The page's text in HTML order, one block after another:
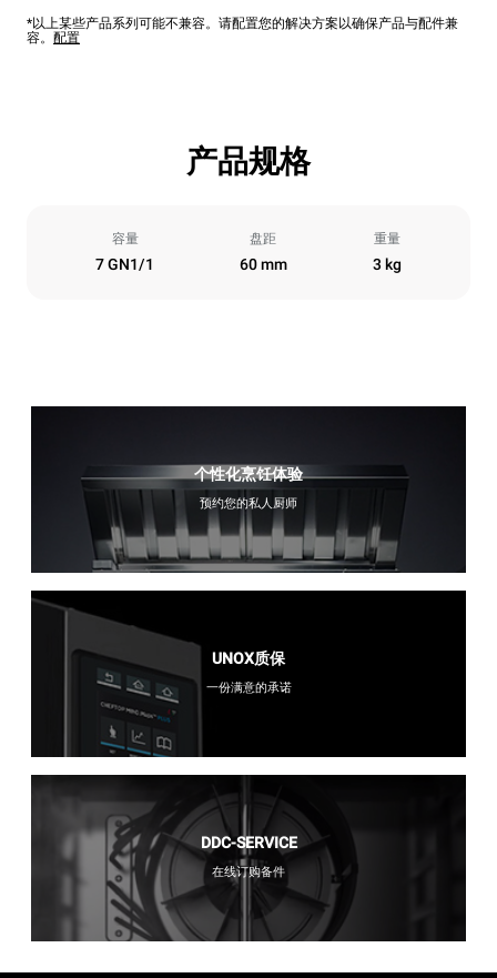
*以上某些产品系列可能不兼容。请配置您的解决方案以确保产品与配件兼
容。 配置
产品规格
容量
7 GN1/1
盘距
60 mm
重量
3 kg
个性化烹饪体验
预约您的私人厨师
UNOX质保
一份满意的承诺
DDC-SERVICE
在线订购备件